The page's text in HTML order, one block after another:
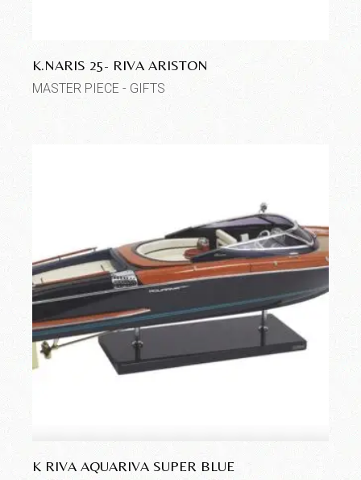
K.NARIS 25- RIVA ARISTON
MASTER PIECE - GIFTS
K RIVA AQUARIVA SUPER BLUE